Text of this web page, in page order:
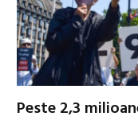
Peste 2,3